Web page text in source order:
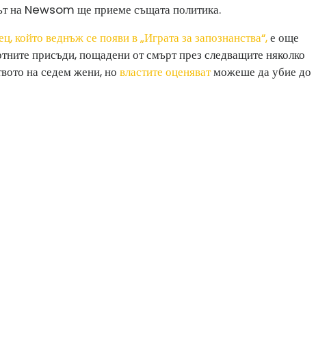
на Newsom ще приеме същата политика.
който веднъж се появи в „Играта за запознанства“,е още
присъди, пощадени от смърт през следващите няколко
на седем жени, но властите оценяватможеше да убие до